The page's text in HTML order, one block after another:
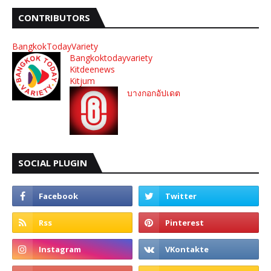
CONTRIBUTORS
BangkokTodayVariety
Bangkoktodayvariety
Kitdeenews
Kitjum
บางกอกอัปเดต
SOCIAL PLUGIN